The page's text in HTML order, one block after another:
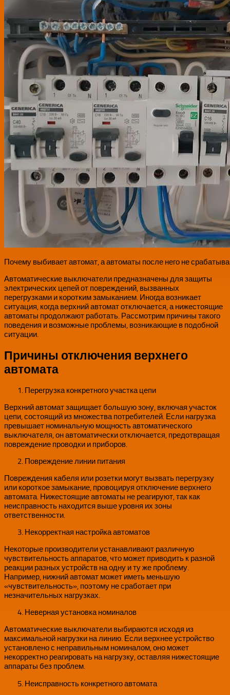
Почему выбивает автомат, а автоматы после него не
Автоматические выключатели предназначены для защиты
электрических цепей от повреждений, вызванных
перегрузками и коротким замыканием. Иногда возникает
ситуация, когда верхний автомат отключается, а нижестоящие
автоматы продолжают работать. Рассмотрим причины такого
поведения и возможные проблемы, возникающие в подобной
ситуации.
Причины отключения верхнего
автомата
Перегрузка конкретного участка цепи
Верхний автомат защищает большую зону, включая участок
цепи, состоящий из множества потребителей. Если нагрузка
превышает номинальную мощность автоматического
выключателя, он автоматически отключается, предотвращая
повреждение проводки и приборов.
Повреждение линии питания
Повреждения кабеля или розетки могут вызвать перегрузку
или короткое замыкание, провоцируя отключение верхнего
автомата. Нижестоящие автоматы не реагируют, так как
неисправность находится выше уровня их зоны
ответственности.
Некорректная настройка автоматов
Некоторые производители устанавливают различную
чувствительность аппаратов, что может приводить к разной
реакции разных устройств на одну и ту же проблему.
Например, нижний автомат может иметь меньшую
«чувствительность», поэтому не сработает при
незначительных нагрузках.
Неверная установка номиналов
Автоматические выключатели выбираются исходя из
максимальной нагрузки на линию. Если верхнее устройство
установлено с неправильным номиналом, оно может
некорректно реагировать на нагрузку, оставляя нижестоящие
аппараты без проблем.
Неисправность конкретного автомата